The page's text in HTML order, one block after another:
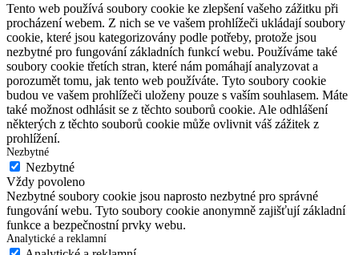
Tento web používá soubory cookie ke zlepšení vašeho zážitku při
procházení webem. Z nich se ve vašem prohlížeči ukládají soubory
cookie, které jsou kategorizovány podle potřeby, protože jsou
nezbytné pro fungování základních funkcí webu. Používáme také
soubory cookie třetích stran, které nám pomáhají analyzovat a
porozumět tomu, jak tento web používáte. Tyto soubory cookie
budou ve vašem prohlížeči uloženy pouze s vaším souhlasem. Máte
také možnost odhlásit se z těchto souborů cookie. Ale odhlášení
některých z těchto souborů cookie může ovlivnit váš zážitek z
prohlížení.
Nezbytné
Nezbytné
Vždy povoleno
Nezbytné soubory cookie jsou naprosto nezbytné pro správné
fungování webu. Tyto soubory cookie anonymně zajišťují základní
funkce a bezpečnostní prvky webu.
Analytické a reklamní